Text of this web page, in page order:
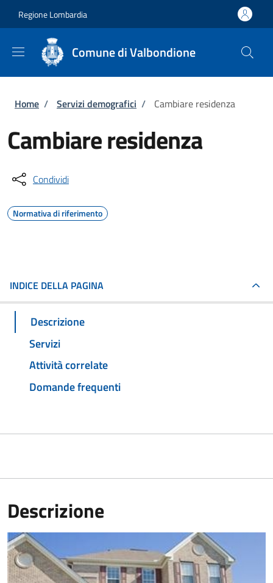
Regione Lombardia
Comune di Valbondione
Briciole di pane
Home / Servizi demografici / Cambiare residenza
Cambiare residenza
Condividi
Normativa di riferimento
INDICE DELLA PAGINA
Descrizione
Servizi
Attività correlate
Domande frequenti
Descrizione